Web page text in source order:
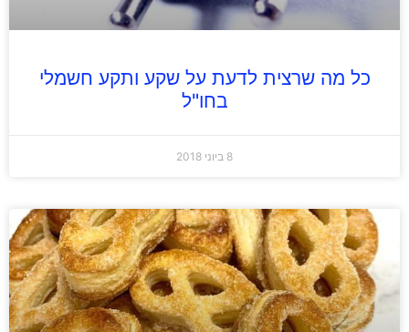
כל מה שרצית לדעת על שקע ותקע חשמלי
בחו"ל
8 ביוני 2018